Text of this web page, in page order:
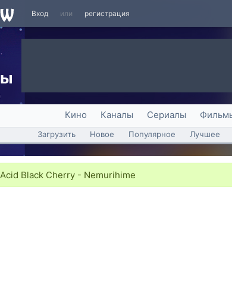
Вход или регистрация
Кино Каналы Сериалы
Загрузить Новое Популярное Лучшее
Acid Black Cherry - Nemurihime